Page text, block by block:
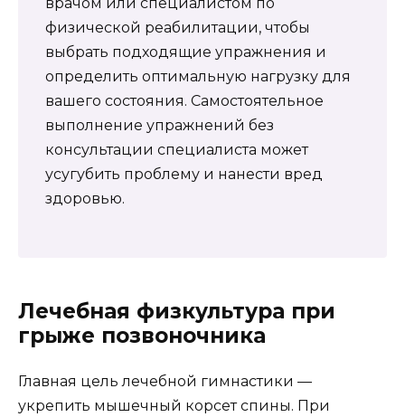
физической реабилитации, чтобы
выбрать подходящие упражнения и
определить оптимальную нагрузку для
вашего состояния. Самостоятельное
выполнение упражнений без
консультации специалиста может
усугубить проблему и нанести вред
здоровью.
Лечебная физкультура при
грыже позвоночника
Главная цель лечебной гимнастики —
укрепить мышечный корсет спины. При